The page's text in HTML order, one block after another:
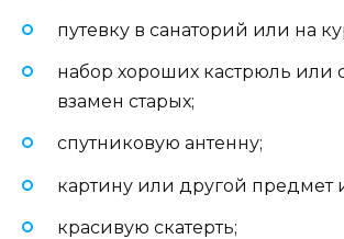
путевку в санаторий или на
набор хороших кастрюль или
взамен старых;
спутниковую антенну;
картину или другой предмет
красивую скатерть;